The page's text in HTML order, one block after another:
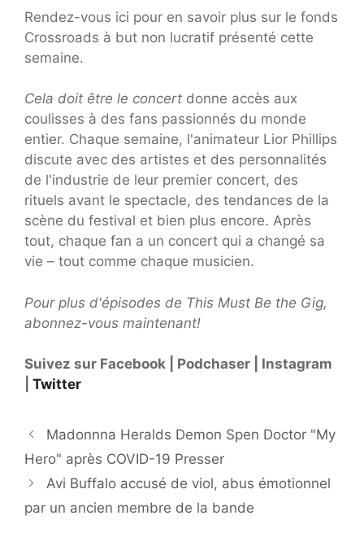
Rendez-vous ici pour en savoir plus sur le fonds
Crossroads à but non lucratif présenté cette
semaine.
Cela doit être le concert donne accès aux
coulisses à des fans passionnés du monde
entier. Chaque semaine, l'animateur Lior Phillips
discute avec des artistes et des personnalités
de l'industrie de leur premier concert, des
rituels avant le spectacle, des tendances de la
scène du festival et bien plus encore. Après
tout, chaque fan a un concert qui a changé sa
vie – tout comme chaque musicien.
Pour plus d'épisodes de This Must Be the Gig,
abonnez-vous maintenant!
Suivez sur Facebook | Podchaser | Instagram
Twitter
Madonnna Heralds Demon Spen Doctor "My
Hero" après COVID-19 Presser
Avi Buffalo accusé de viol, abus émotionnel
par un ancien membre de la bande